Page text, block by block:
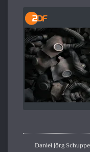
Daniel Jörg